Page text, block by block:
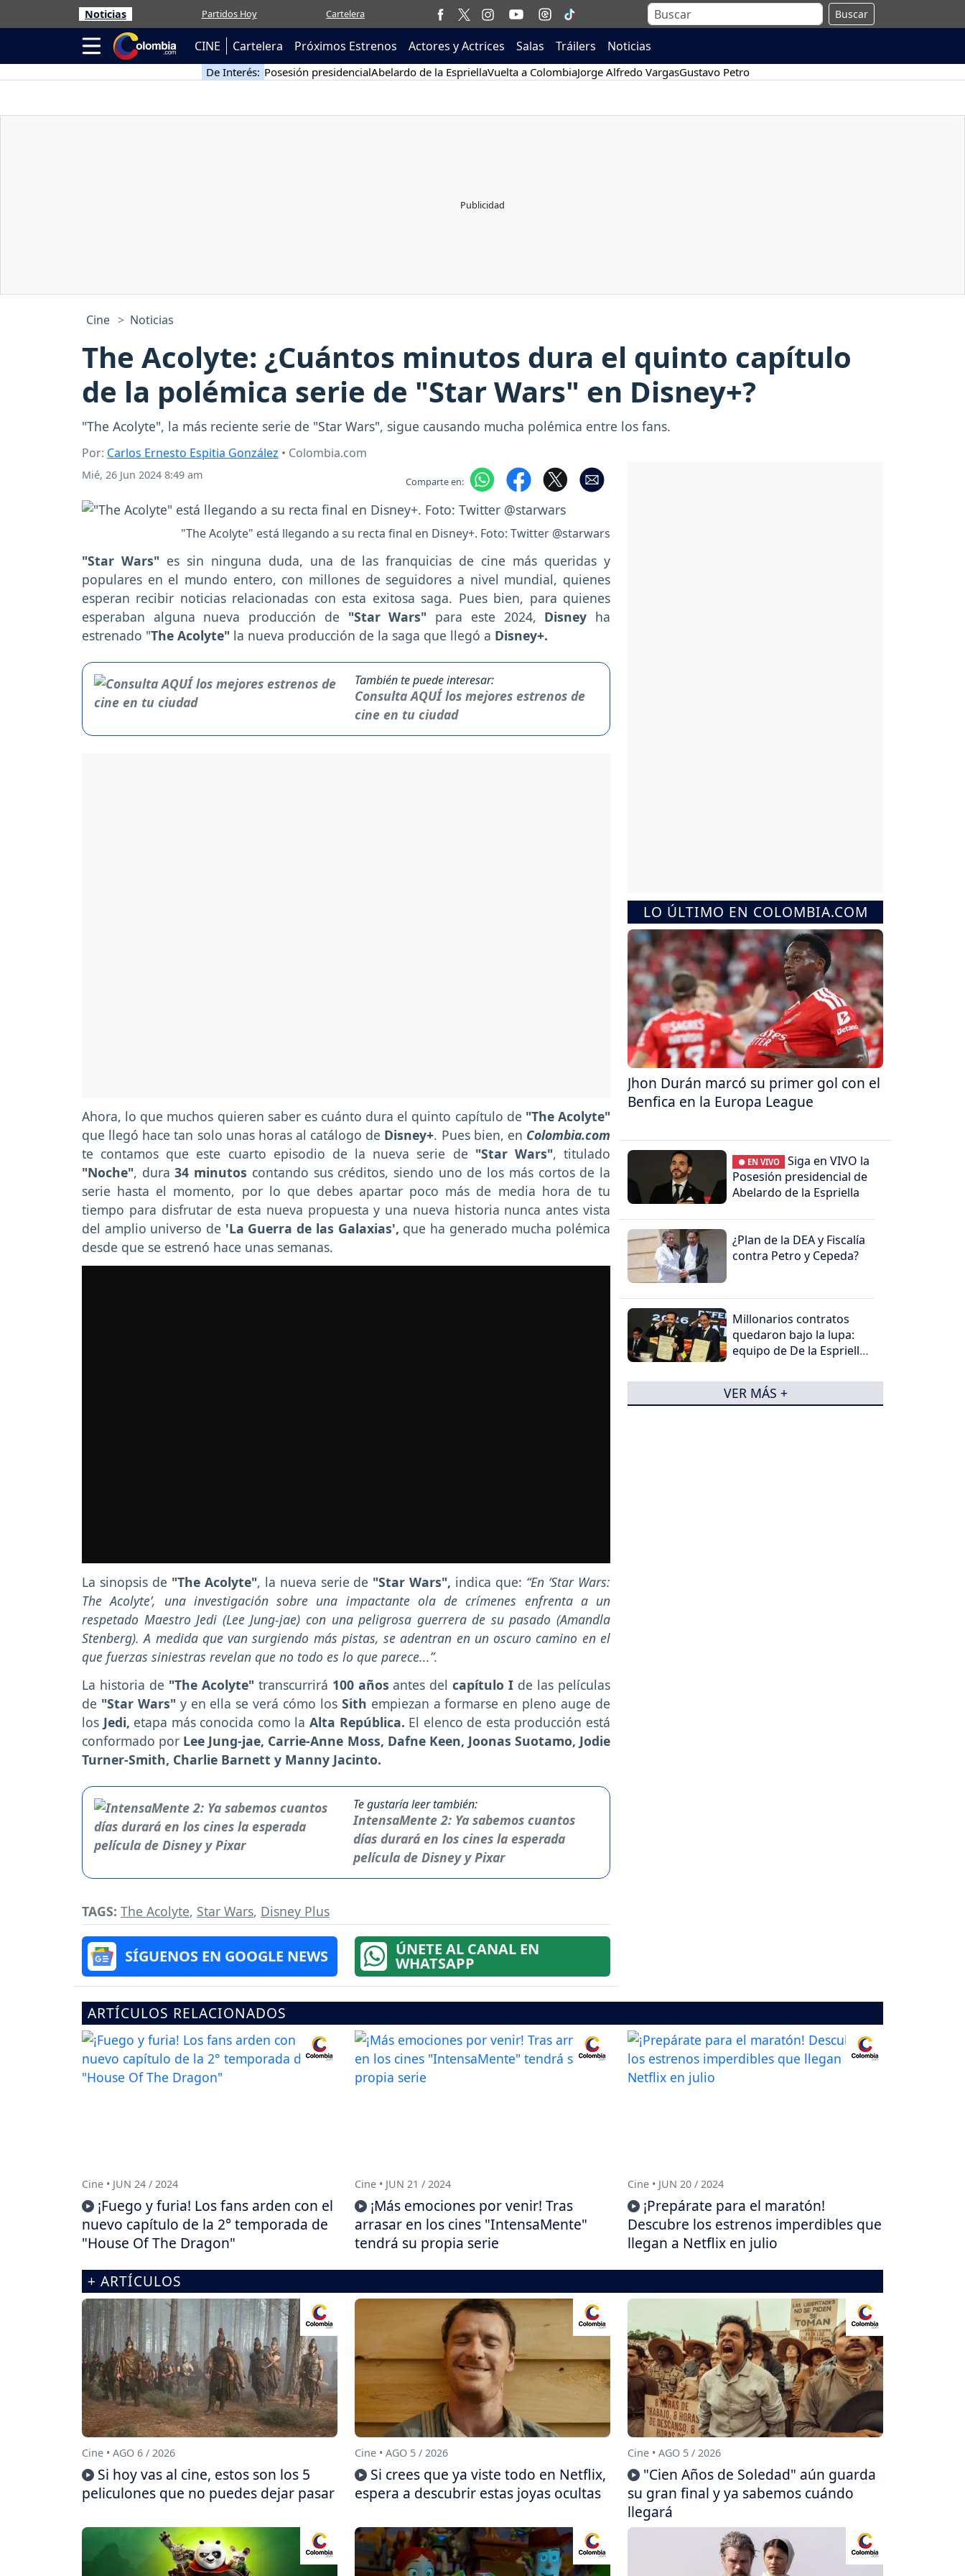
Noticias Partidos Hoy Cartelera Buscar
CINE Cartelera Próximos Estrenos Actores y Actrices Salas Tráilers Noticias
De Interés: Posesión presidencialAbelardo de la EspriellaVuelta a ColombiaJorge Alfredo VargasGustavo Petro
Cine Noticias
The Acolyte: ¿Cuántos minutos dura el quinto capítulo
de la polémica serie de "Star Wars" en Disney+?
"The Acolyte", la más reciente serie de "Star Wars", sigue causando mucha polémica entre los fans.
Por: Carlos Ernesto Espitia González • Colombia.com
Mié, 26 Jun 2024 8:49 am Comparte en:
"The Acolyte" está llegando a su recta final en Disney+. Foto: Twitter @starwars
"Star Wars" es sin ninguna duda, una de las franquicias de cine más queridas y
populares en el mundo entero, con millones de seguidores a nivel mundial, quienes
esperan recibir noticias relacionadas con esta exitosa saga. Pues bien, para quienes
esperaban alguna nueva producción de "Star Wars" para este 2024, Disney ha
estrenado "The Acolyte" la nueva producción de la saga que llegó a Disney+.
También te puede interesar:
Consulta AQUÍ los mejores estrenos de
cine en tu ciudad
Ahora, lo que muchos quieren saber es cuánto dura el quinto capítulo de "The Acolyte"
que llegó hace tan solo unas horas al catálogo de Disney+. Pues bien, en Colombia.com
te contamos que este cuarto episodio de la nueva serie de "Star Wars", titulado
"Noche", dura34 minutos contando sus créditos, siendo uno de los más cortos de la
serie hasta el momento, por lo que debes apartar poco más de media hora de tu
tiempo para disfrutar de esta nueva propuesta y una nueva historia nunca antes vista
del amplio universo de 'La Guerra de las Galaxias', que ha generado mucha polémica
desde que se estrenó hace unas semanas.
La sinopsis de "The Acolyte", la nueva serie de "Star Wars", indica que: “En ‘Star Wars:
The Acolyte’, una investigación sobre una impactante ola de crímenes enfrenta a un
respetado Maestro Jedi (Lee Jung-jae) con una peligrosa guerrera de su pasado (Amandla
Stenberg). A medida que van surgiendo más pistas, se adentran en un oscuro camino en el
que fuerzas siniestras revelan que no todo es lo que parece...”.
La historia de "The Acolyte" transcurrirá 100 añosantes delcapítulo I de las películas
de "Star Wars" y en ella se verá cómo los Sith empiezan a formarse en pleno auge de
los Jedi, etapa más conocida como laAlta República. El elenco de esta producción está
conformado por Lee Jung-jae, Carrie-Anne Moss, Dafne Keen, Joonas Suotamo, Jodie
Turner-Smith, Charlie Barnett y Manny Jacinto.
Te gustaría leer también:
IntensaMente 2: Ya sabemos cuantos
días durará en los cines la esperada
película de Disney y Pixar
TAGS: The Acolyte, Star Wars, Disney Plus
SÍGUENOS EN GOOGLE NEWS ÚNETE AL CANAL EN
WHATSAPP
LO ÚLTIMO EN COLOMBIA.COM
Jhon Durán marcó su primer gol con el
Benfica en la Europa League
● EN VIVO
Siga en VIVO la
Posesión presidencial de
Abelardo de la Espriella
¿Plan de la DEA y Fiscalía
contra Petro y Cepeda?
Millonarios contratos
quedaron bajo la lupa:
equipo de De la Espriella
Contraloría
VER MÁS +
ARTÍCULOS RELACIONADOS
Cine • JUN 24 / 2024
¡Fuego y furia! Los fans arden con el
nuevo capítulo de la 2° temporada de
"House Of The Dragon"
Cine • JUN 21 / 2024
¡Más emociones por venir! Tras
arrasar en los cines "IntensaMente"
tendrá su propia serie
Cine • JUN 20 / 2024
¡Prepárate para el maratón!
Descubre los estrenos imperdibles que
llegan a Netflix en julio
+ ARTÍCULOS
Cine • AGO 6 / 2026
Si hoy vas al cine, estos son los 5
peliculones que no puedes dejar pasar
Cine • AGO 5 / 2026
Si crees que ya viste todo en Netflix,
espera a descubrir estas joyas ocultas
Cine • AGO 5 / 2026
"Cien Años de Soledad" aún guarda
su gran final y ya sabemos cuándo
llegará